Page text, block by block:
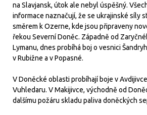
na Slavjansk, útok ale nebyl úspěšný.
informace naznačují, že se ukrajinské síly
směrem k Ozerne, kde jsou připraveny
řekou Severní Doněc. Západně od
Lymanu, dnes probíhá boj o vesnici
v Rubižne a v Popasné.
V Doněcké oblasti probíhají boje v
Vuhledaru. V Makijivce, východně od
dalšímu požáru skladu paliva doněckých